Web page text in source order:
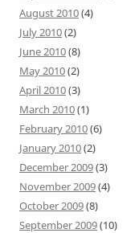
August 2010(4)
July 2010(2)
June 2010(8)
May 2010(2)
April 2010(3)
March 2010(1)
February 2010(6)
January 2010(2)
December 2009(3)
November 2009(4)
October 2009(8)
September 2009(10)